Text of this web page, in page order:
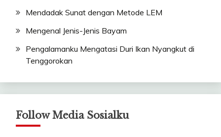
Mendadak Sunat dengan Metode LEM
Mengenal Jenis-Jenis Bayam
Pengalamanku Mengatasi Duri Ikan Nyangkut di
Tenggorokan
Follow Media Sosialku